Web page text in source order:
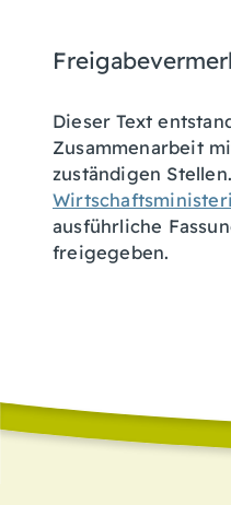
Dieser Text
Zusammenarbeit
zuständigen
ausführliche
freigegeben.